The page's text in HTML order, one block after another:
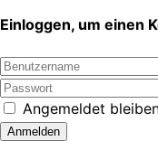
Einloggen, um einen
Angemeldet
Anmelden